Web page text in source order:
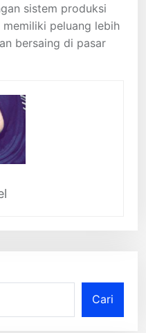
sistem produksi
peluang lebih
bersaing di pasar
Cari